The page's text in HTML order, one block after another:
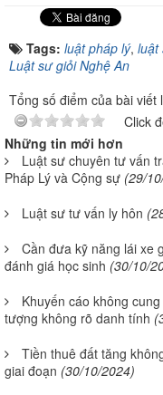
Tags: luật pháp lý, luật
Luật sư giỏi Nghệ An
Tổng số điểm của bài viết
Click
Những tin mới hơn
Luật sư chuyên tư vấn
Pháp Lý và Cộng sự (29/
Luật sư tư vấn ly hôn
Cần đưa kỹ năng lái xe
đánh giá học sinh (30/10/
Khuyến cáo không
tượng không rõ danh tính
Tiền thuê đất tăng
giai đoạn (30/10/2024)